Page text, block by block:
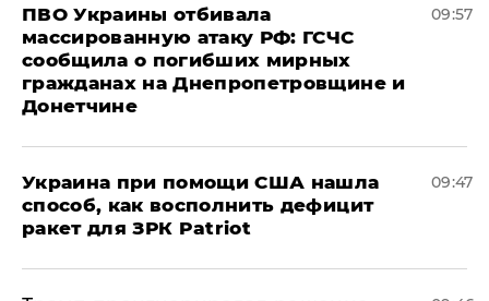
ПВО Украины отбивала
массированную атаку РФ: ГСЧС
сообщила о погибших мирных
гражданах на Днепропетровщине и
Донетчине
09:57
Украина при помощи США нашла
способ, как восполнить дефицит
ракет для ЗРК Patriot
09:47